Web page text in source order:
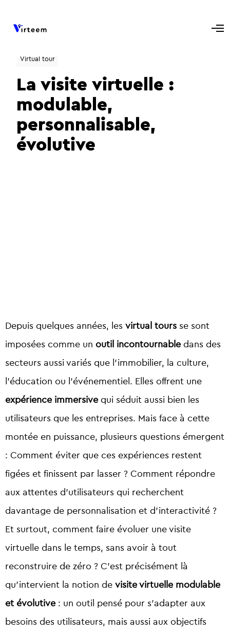
Virtual tour
La visite virtuelle :
modulable,
personnalisable,
évolutive
Depuis quelques années, les virtual tours se sont
imposées comme un outil incontournable dans des
secteurs aussi variés que l’immobilier, la culture,
l’éducation ou l’événementiel. Elles offrent une
expérience immersive qui séduit aussi bien les
utilisateurs que les entreprises. Mais face à cette
montée en puissance, plusieurs questions émergent
: Comment éviter que ces expériences restent
figées et finissent par lasser ? Comment répondre
aux attentes d’utilisateurs qui recherchent
davantage de personnalisation et d’interactivité ?
Et surtout, comment faire évoluer une visite
virtuelle dans le temps, sans avoir à tout
reconstruire de zéro ? C’est précisément là
qu’intervient la notion de visite virtuelle modulable
et évolutive : un outil pensé pour s’adapter aux
besoins des utilisateurs, mais aussi aux objectifs